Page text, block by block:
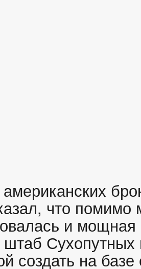
что помимо
и
штаб
создать на базе